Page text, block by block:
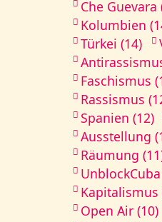
Che Guevara
Kolumbien
Türkei (14)
Faschismus
Rassismus
Spanien (12)
Ausstellung
Räumung
Kapitalismus
Open Air (10)